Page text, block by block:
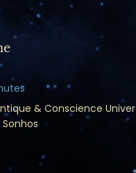
& Conscience